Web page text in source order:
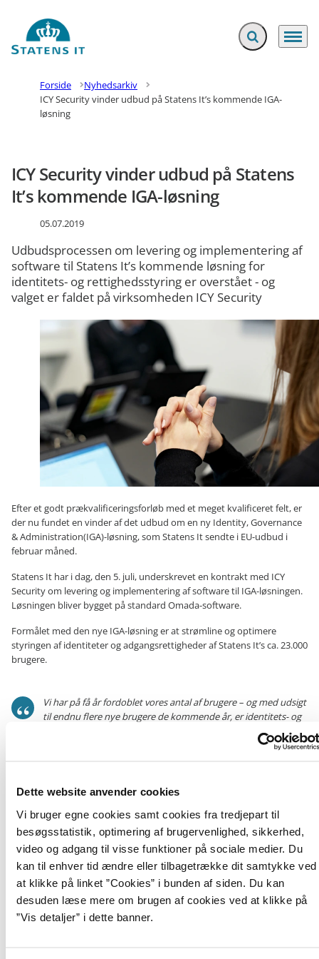
Dette website anvender cookies
Vi bruger egne cookies samt cookies fra tredjepart til
besøgsstatistik, optimering af brugervenlighed, sikkerhed,
video og adgang til visse funktioner på sociale medier. Du
kan til enhver tid ændre eller tilbagetrække dit samtykke ved
at klikke på linket ”Cookies” i bunden af siden. Du kan
desuden læse mere om brugen af cookies ved at klikke på
”Vis detaljer” i dette banner.
Gå til forsiden Fold søgefelt ud
Menu
Forside
Nyhedsarkiv
ICY Security vinder udbud på Statens It’s kommende IGA-
løsning
ICY Security vinder udbud på Statens
It’s kommende IGA-løsning
05.07.2019
Udbudsprocessen om levering og implementering af
software til Statens It’s kommende løsning for
identitets- og rettighedsstyring er overstået - og
valget er faldet på virksomheden ICY Security
Efter et godt prækvalificeringsforløb med et meget kvalificeret felt, er
der nu fundet en vinder af det udbud om en ny Identity, Governance
& Administration(IGA)-løsning, som Statens It sendte i EU-udbud i
februar måned.
Statens It har i dag, den 5. juli, underskrevet en kontrakt med ICY
Security om levering og implementering af software til IGA-løsningen.
Løsningen bliver bygget på standard Omada-software.
Formålet med den nye IGA-løsning er at strømline og optimere
styringen af identiteter og adgangsrettigheder af Statens It’s ca. 23.000
brugere.
Vi har på få år fordoblet vores antal af brugere – og med udsigt
til endnu flere nye brugere de kommende år, er identitets- og
rettighedsstyring et meget vigtigt indsatsområde for
os. Implementeringsopgaven kommer også til at omfatte
effektivisering af de personalemæssige og administrative
Michael Ørnø, direktør i Statens It
Statens It ser frem til samarbejdet med ICY Security og forventer at
afslutte implementeringen af den nye IGA-løsning i løbet af Q3 i 2020.
For yderligere information eller spørgsmål, kontakt Christian Vidmar,
chef for Indkøb & Sourcing i Statens It, på tlf: 7231 1229 eller send en